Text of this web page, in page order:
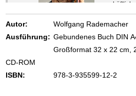
beruflichem
eins ist
Zeigen Sie
Autor:
Wolfgang Rademacher
Ausführung: Gebundenes Buch DIN
Großformat 32 x 22 cm,
CD-ROM
ISBN:
978-3-935599-12-2